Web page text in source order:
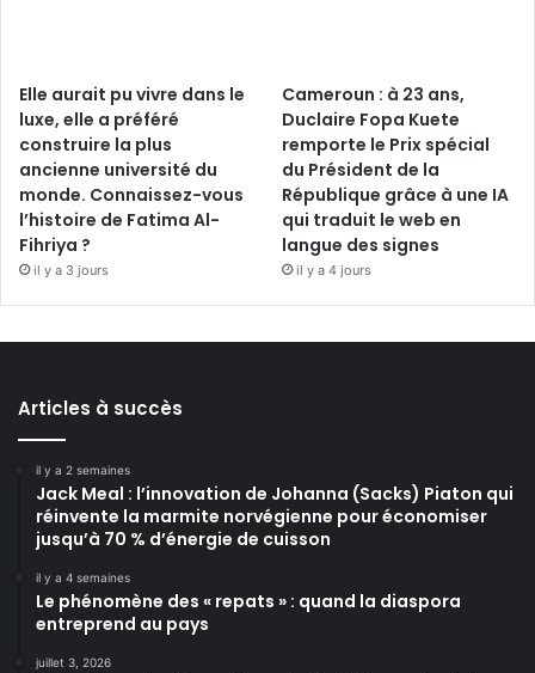
Elle aurait pu vivre dans le
luxe, elle a préféré
construire la plus
ancienne université du
monde. Connaissez-vous
l’histoire de Fatima Al-
Fihriya ?
il y a 3 jours
Cameroun : à 23 ans,
Duclaire Fopa Kuete
remporte le Prix spécial
du Président de la
République grâce à une IA
qui traduit le web en
langue des signes
il y a 4 jours
Articles à succès
il y a 2 semaines
Jack Meal : l’innovation de Johanna (Sacks) Piaton qui
réinvente la marmite norvégienne pour économiser
jusqu’à 70 % d’énergie de cuisson
il y a 4 semaines
Le phénomène des « repats » : quand la diaspora
entreprend au pays
juillet 3, 2026